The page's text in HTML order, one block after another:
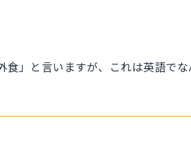
」と言いますが、これは英語で